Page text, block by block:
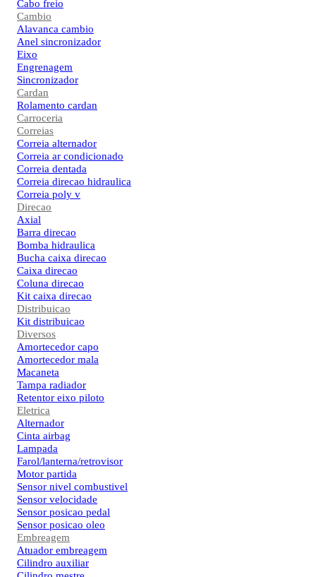
Cabo freio
Cambio
Alavanca cambio
Anel sincronizador
Eixo
Engrenagem
Sincronizador
Cardan
Rolamento cardan
Carroceria
Correias
Correia alternador
Correia ar condicionado
Correia dentada
Correia direcao hidraulica
Correia poly v
Direcao
Axial
Barra direcao
Bomba hidraulica
Bucha caixa direcao
Caixa direcao
Coluna direcao
Kit caixa direcao
Distribuicao
Kit distribuicao
Diversos
Amortecedor capo
Amortecedor mala
Macaneta
Tampa radiador
Retentor eixo piloto
Eletrica
Alternador
Cinta airbag
Lampada
Farol/lanterna/retrovisor
Motor partida
Sensor nivel combustivel
Sensor velocidade
Sensor posicao pedal
Sensor posicao oleo
Embreagem
Atuador embreagem
Cilindro auxiliar